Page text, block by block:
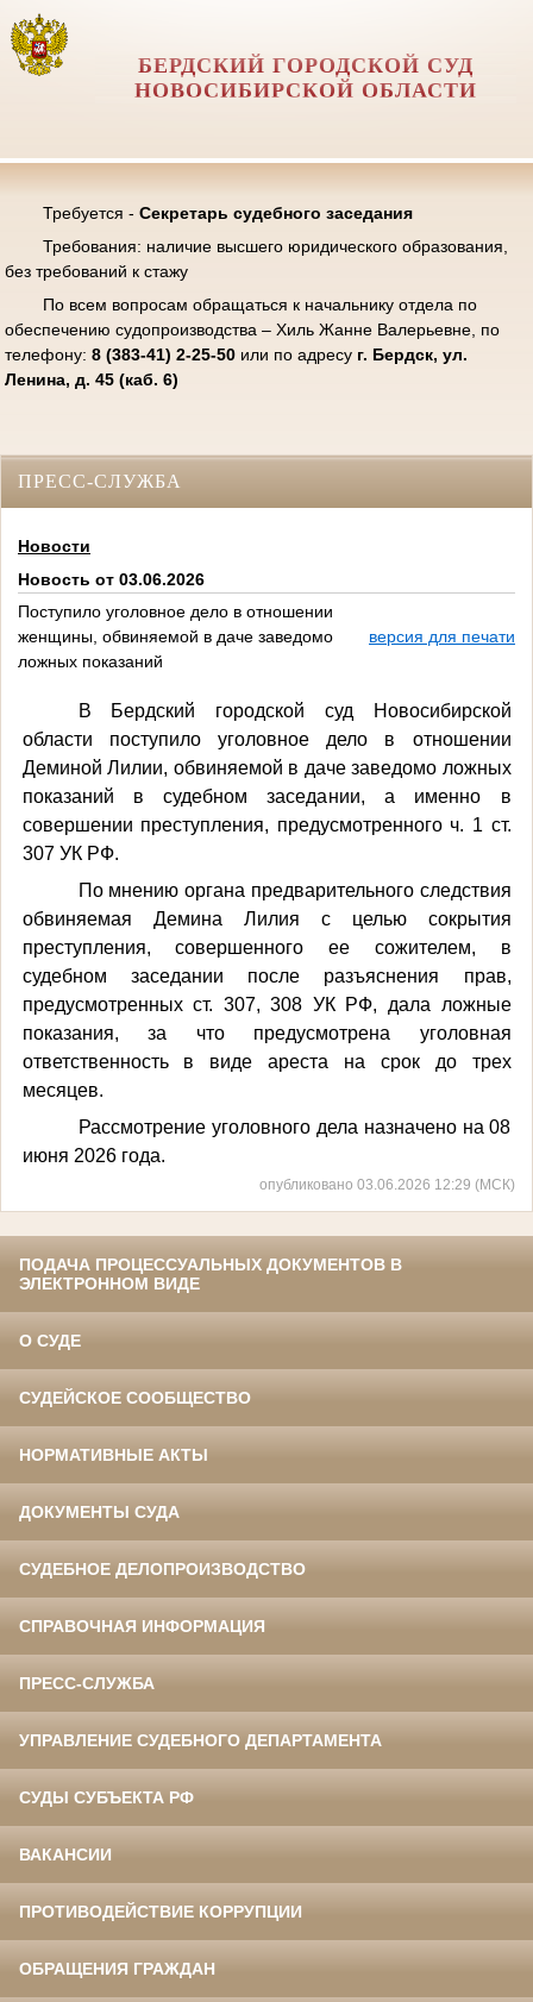
БЕРДСКИЙ ГОРОДСКОЙ СУД
НОВОСИБИРСКОЙ ОБЛАСТИ
Требуется - Секретарь судебного заседания
Требования: наличие высшего юридического образования,
без требований к стажу
По всем вопросам обращаться к начальнику отдела по
обеспечению судопроизводства – Хиль Жанне Валерьевне, по
телефону: 8 (383-41) 2-25-50или по адресу г. Бердск, ул.
Ленина, д. 45 (каб. 6)
ПРЕСС-СЛУЖБА
Новости
Новость от 03.06.2026
Поступило уголовное дело в отношении
женщины, обвиняемой в даче заведомо
ложных показаний
версия для печати
В Бердский городской суд Новосибирской
области поступило уголовное дело в отношении
Деминой Лилии, обвиняемой в даче заведомо ложных
показаний в судебном заседании, а именно в
совершении преступления, предусмотренного ч. 1 ст.
307 УК РФ.
По мнению органа предварительного следствия
обвиняемая Демина Лилия с целью сокрытия
преступления, совершенного ее сожителем, в
судебном заседании после разъяснения прав,
предусмотренных ст. 307, 308 УК РФ, дала ложные
показания, за что предусмотрена уголовная
ответственность в виде ареста на срок до трех
месяцев.
Рассмотрение уголовного дела назначено на 08
июня 2026 года.
опубликовано 03.06.2026 12:29 (МСК)
ПОДАЧА ПРОЦЕССУАЛЬНЫХ ДОКУМЕНТОВ В
ЭЛЕКТРОННОМ ВИДЕ
О СУДЕ
СУДЕЙСКОЕ СООБЩЕСТВО
НОРМАТИВНЫЕ АКТЫ
ДОКУМЕНТЫ СУДА
СУДЕБНОЕ ДЕЛОПРОИЗВОДСТВО
СПРАВОЧНАЯ ИНФОРМАЦИЯ
ПРЕСС-СЛУЖБА
УПРАВЛЕНИЕ СУДЕБНОГО ДЕПАРТАМЕНТА
СУДЫ СУБЪЕКТА РФ
ВАКАНСИИ
ПРОТИВОДЕЙСТВИЕ КОРРУПЦИИ
ОБРАЩЕНИЯ ГРАЖДАН